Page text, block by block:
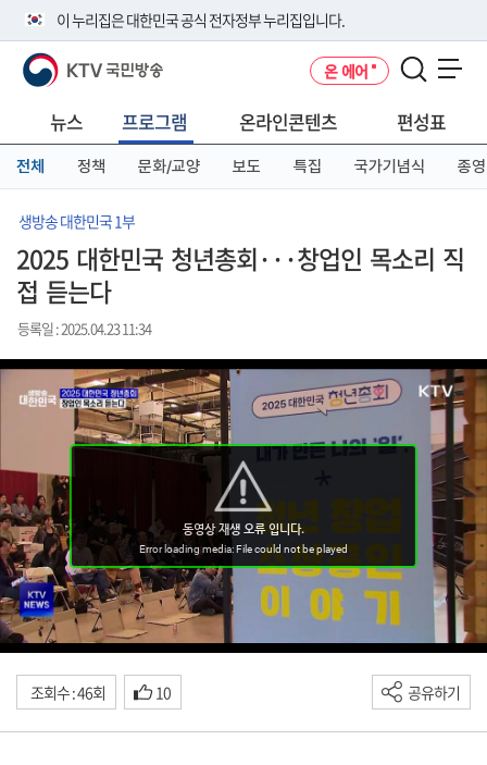
이 누리집은 대한민국 공식 전자정부 누리집입니다.
공식 누리집 주소 확인하기
니다.
이밖에 or.kr 또는 .kr등 다른 도메인 주소를 사용하고 있다면 아래 URL에
서 도메인 주소를 확인해 보세요
KTV 국민방송 온 에어
뉴스 프로그램 온라인콘텐츠 편성표
전체 정책 문화/교양 보도 특집 국가기념식 종영
생방송 대한민국 1부
2025 대한민국 청년총회···창업인 목소리 직
접 듣는다
등록일 : 2025.04.23 11:34
조회수 : 46회 10 공유하기